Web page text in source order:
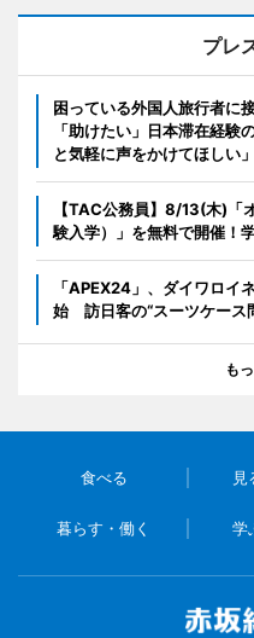
プレ
困っている外国人旅行者に
「助けたい」日本滞在経
と気軽に声をかけてほしい」
【TAC公務員】8/13(木)「
験入学）」を無料で開催！
「APEX24」、ダイワロイ
始 訪日客の“スーツケース
も
食べる 見
暮らす・働く 学